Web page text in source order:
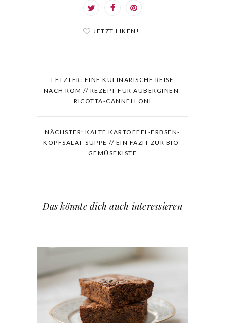
JETZT LIKEN!
LETZTER: EINE KULINARISCHE REISE
NACH ROM // REZEPT FÜR AUBERGINEN-
RICOTTA-CANNELLONI
NÄCHSTER: KALTE KARTOFFEL-ERBSEN-
KOPFSALAT-SUPPE // EIN FAZIT ZUR BIO-
GEMÜSEKISTE
Das könnte dich auch interessieren